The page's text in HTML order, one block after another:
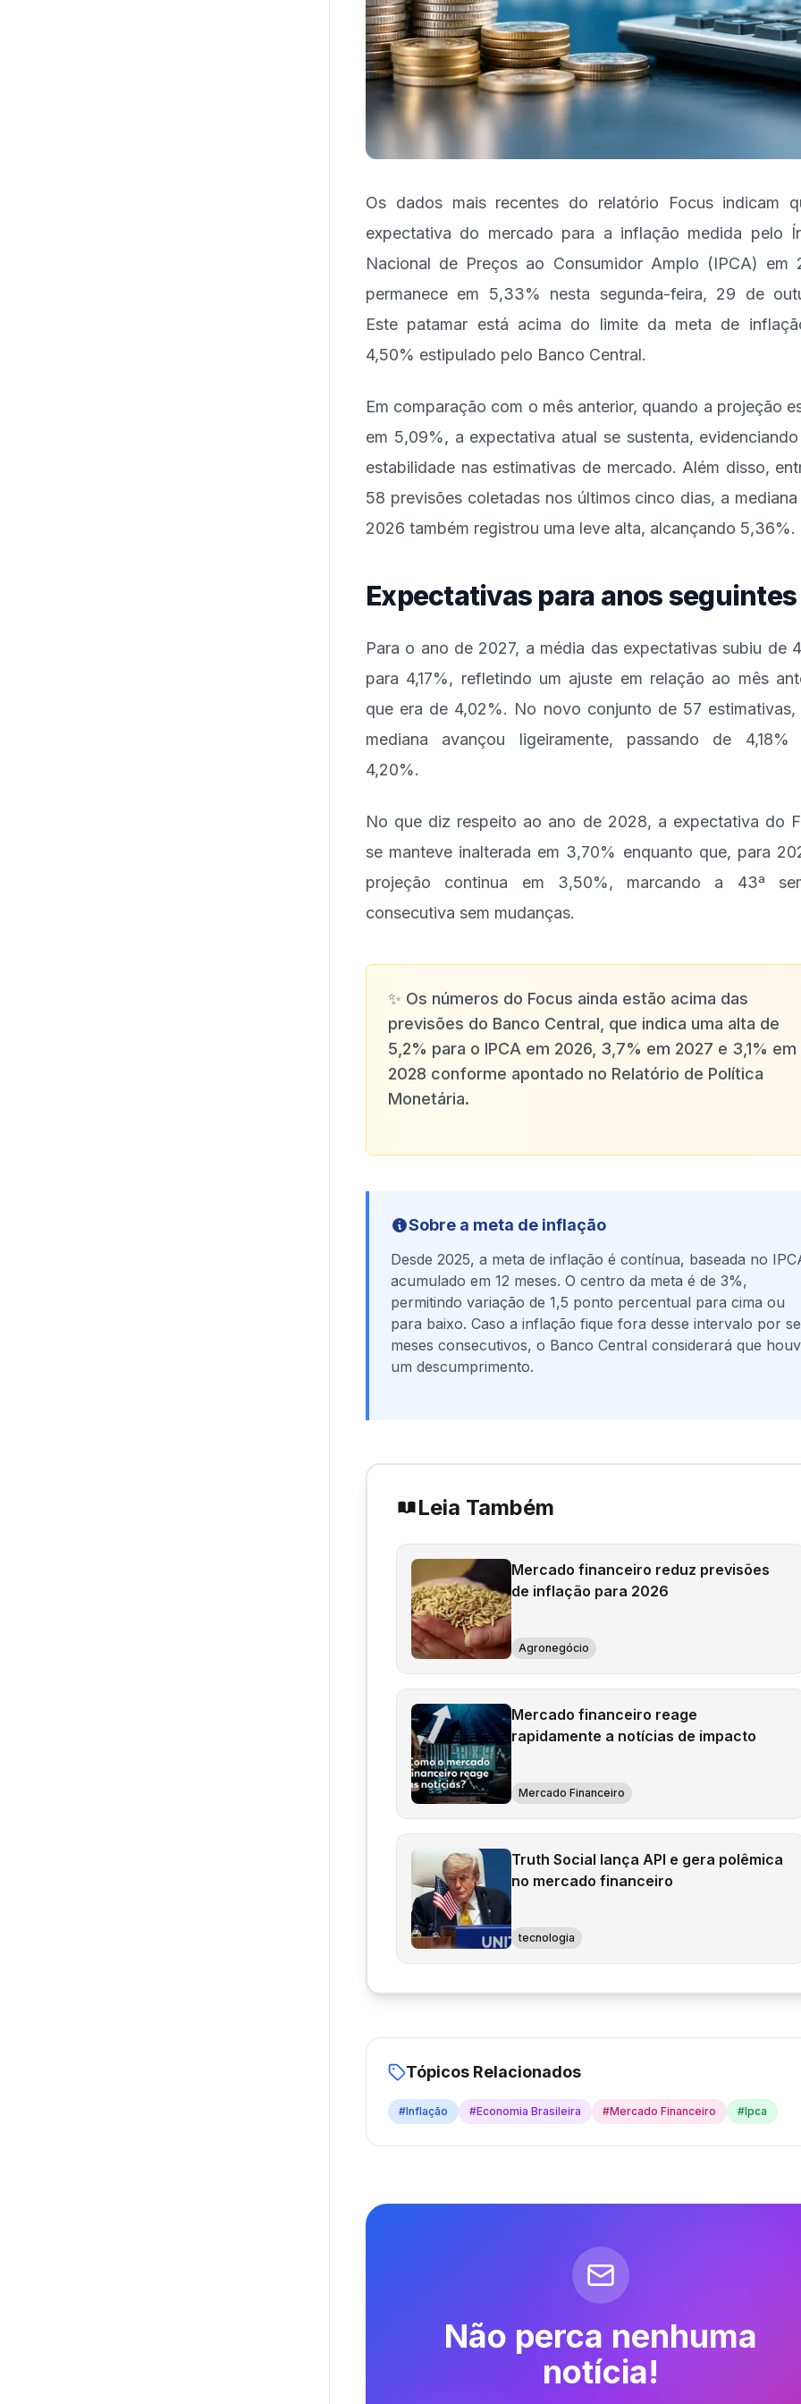
Os dados mais recentes do relatório Focus indicam
expectativa do mercado para a inflação medida pelo
Nacional de Preços ao Consumidor Amplo (IPCA) em
permanece em 5,33% nesta segunda-feira, 29 de
Este patamar está acima do limite da meta de
4,50% estipulado pelo Banco Central.
Em comparação com o mês anterior, quando a projeção
em 5,09%, a expectativa atual se sustenta, evidenciando
estabilidade nas estimativas de mercado. Além disso,
58 previsões coletadas nos últimos cinco dias, a mediana
2026 também registrou uma leve alta, alcançando 5,36%.
Expectativas para anos seguintes
Para o ano de 2027, a média das expectativas subiu de
para 4,17%, refletindo um ajuste em relação ao mês
que era de 4,02%. No novo conjunto de 57 estimativas,
mediana avançou ligeiramente, passando de 4,18%
4,20%.
No que diz respeito ao ano de 2028, a expectativa do
se manteve inalterada em 3,70% enquanto que, para
projeção continua em 3,50%, marcando a 43ª
consecutiva sem mudanças.
✨ Os números do Focus ainda estão acima das
previsões do Banco Central, que indica uma alta de
5,2% para o IPCA em 2026, 3,7% em 2027 e 3,1% em
2028 conforme apontado no Relatório de Política
Monetária.
Sobre a meta de inflação
Desde 2025, a meta de inflação é contínua, baseada no
acumulado em 12 meses. O centro da meta é de 3%,
permitindo variação de 1,5 ponto percentual para cima ou
para baixo. Caso a inflação fique fora desse intervalo por
meses consecutivos, o Banco Central considerará que
um descumprimento.
Leia Também
Mercado financeiro reduz previsões
de inflação para 2026
Agronegócio
Mercado financeiro reage
rapidamente a notícias de impacto
Mercado Financeiro
Truth Social lança API e gera polêmica
no mercado financeiro
tecnologia
Tópicos Relacionados
#Inflação #Economia Brasileira #Mercado Financeiro #Ipca
Não perca nenhuma
notícia!